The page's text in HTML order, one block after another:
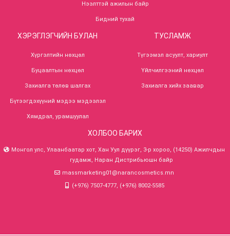
Нээлттэй ажилын байр
Бидний тухай
ХЭРЭГЛЭГЧИЙН БУЛАН
Хүргэлтийн нөхцөл
Буцаалтын нөхцөл
Захиалга төлөв шалгах
Бүтээгдэхүүний мэдээ мэдээлэл
Хямдрал, урамшуулал
ТУСЛАМЖ
Түгээмэл асуулт, хариулт
Үйлчилгээний нөхцөл
Захиалга хийх заавар
ХОЛБОО БАРИХ
Монгол улс, Улаанбаатар хот, Хан Уул дүүрэг, 3-р хороо, (14250) Ажилчдын
гудамж, Наран Дистрибьюшн байр
massmarketing01@narancosmetics.mn
(+976) 7507-4777, (+976) 8002-5585